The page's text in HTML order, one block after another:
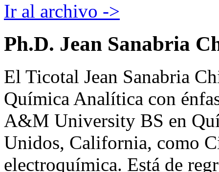
Ir al archivo ->
Ph.D. Jean Sanabria
El Ticotal Jean Sanabria
Química Analítica con
A&M University BS en
Unidos, California, como
electroquímica. Está de